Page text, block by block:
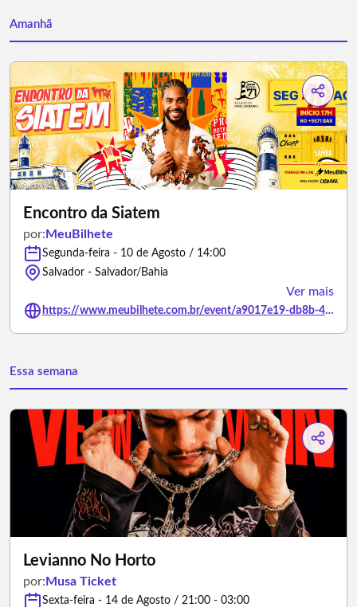
Amanhã
Encontro da Siatem
por: MeuBilhete
Segunda-feira - 10 de Agosto / 14:00
Salvador - Salvador/Bahia
Ver mais
https://www.meubilhete.com.br/event/a9017e19-db8b-4174-b905-4422e4ea3607
Essa semana
Levianno No Horto
por: Musa Ticket
Sexta-feira - 14 de Agosto / 21:00 - 03:00